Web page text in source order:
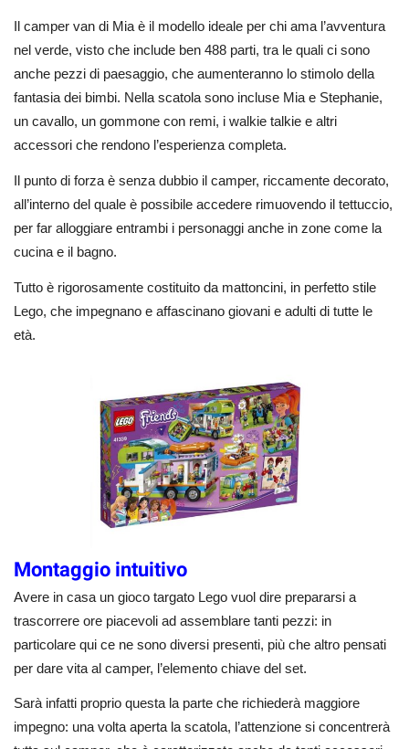
Il camper van di Mia è il modello ideale per chi ama l’avventura
nel verde, visto che include ben 488 parti, tra le quali ci sono
anche pezzi di paesaggio, che aumenteranno lo stimolo della
fantasia dei bimbi. Nella scatola sono incluse Mia e Stephanie,
un cavallo, un gommone con remi, i walkie talkie e altri
accessori che rendono l’esperienza completa.
Il punto di forza è senza dubbio il camper, riccamente decorato,
all’interno del quale è possibile accedere rimuovendo il tettuccio,
per far alloggiare entrambi i personaggi anche in zone come la
cucina e il bagno.
Tutto è rigorosamente costituito da mattoncini, in perfetto stile
Lego, che impegnano e affascinano giovani e adulti di tutte le
età.
Montaggio intuitivo
Avere in casa un gioco targato Lego vuol dire prepararsi a
trascorrere ore piacevoli ad assemblare tanti pezzi: in
particolare qui ce ne sono diversi presenti, più che altro pensati
per dare vita al camper, l’elemento chiave del set.
Sarà infatti proprio questa la parte che richiederà maggiore
impegno: una volta aperta la scatola, l’attenzione si concentrerà